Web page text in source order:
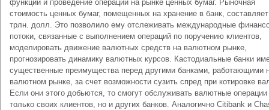
функций и проведение операций на рынке ценных бумаг. Рыночная
стоимость ценных бумаг, помещенных на хранение в банк,
трлн. долл. Это позволило ему отслеживать международные
потоки, связанные с выполнением операций по поручению клиентов,
моделировать движение валютных средств на валютном рынке,
прогнозировать динамику валютных курсов. Кастодиальные банки
существенные преимущества перед другими банками, работающими
валютном рынке, за счет возможности сузить спред при котировке
Если они этого добьются, то смогут обслуживать валютные операции
только своих клиентов, но и других банков. Аналогично Citibank и